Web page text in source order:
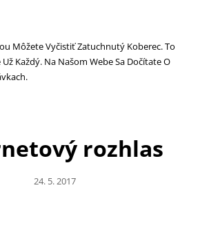
Môžete Vyčistiť Zatuchnutý Koberec. To
Už Každý. Na Našom Webe Sa Dočítate O
rozhlas
Posted
24. 5. 2017